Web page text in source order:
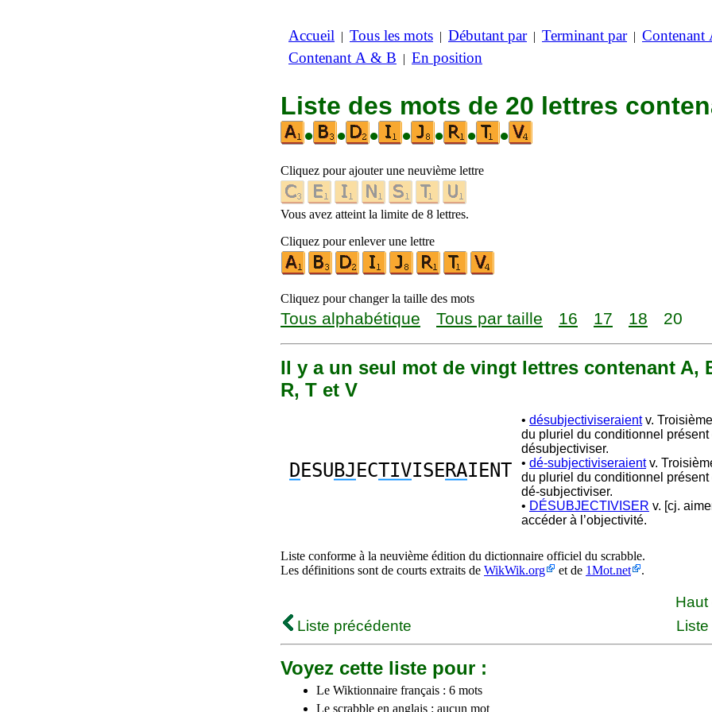
Accueil | Tous les mots | Débutant par| Terminant par| Contenant
Contenant A & B | En position
Liste des mots de 20 lettres
•
• • • • • •
Cliquez pour ajouter une neuvième lettre
Vous avez atteint la limite de 8 lettres.
Cliquez pour enlever une lettre
Cliquez pour changer la taille des mots
Tous alphabétique Tous par taille 16 17 18 20
Il y a un seul mot de vingt lettres contenant A,
R, T et V
DESUBJ ECTIVISERAIENT
• désubjectiviseraientv.
du pluriel du conditionnel présent
désubjectiviser.
• dé-subjectiviseraientv.
du pluriel du conditionnel présent
dé-subjectiviser.
• DÉSUBJECTIVISER v. [cj.
accéder à l’objectivité.
Liste conforme à la neuvième édition du dictionnaire officiel du scrabble.
Les définitions sont de courts extraits de WikWik.org et de 1Mot.net .
Haut
Liste précédente
Voyez cette liste pour :
Le Wiktionnaire français : 6 mots
Le scrabble en anglais : aucun mot